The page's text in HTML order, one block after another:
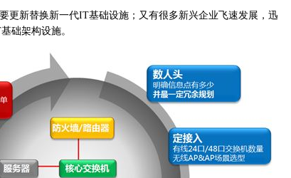
更新替换新一代IT基础设施；又有很多新兴企业飞速发展，迅
础架构设施。